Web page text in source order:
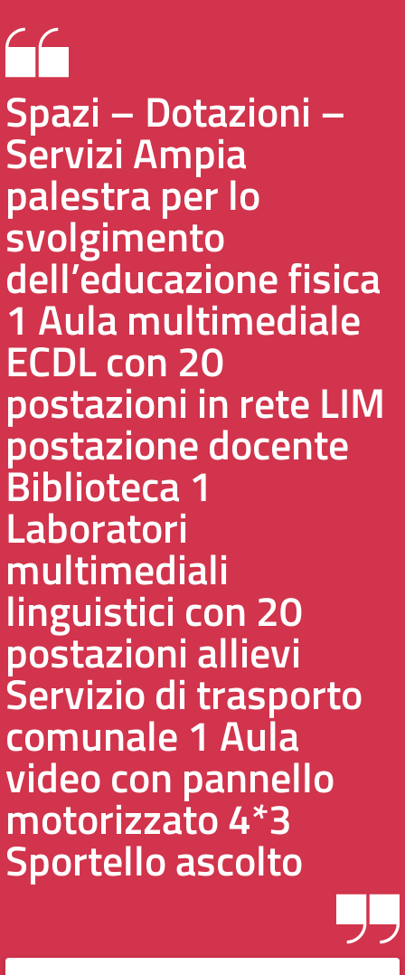
Spazi – Dotazioni –
Servizi Ampia
palestra per lo
svolgimento
dell’educazione fisica
1 Aula multimediale
ECDL con 20
postazioni in rete LIM
postazione docente
Biblioteca 1
Laboratori
multimediali
linguistici con 20
postazioni allievi
Servizio di trasporto
comunale 1 Aula
video con pannello
motorizzato 4*3
Sportello ascolto